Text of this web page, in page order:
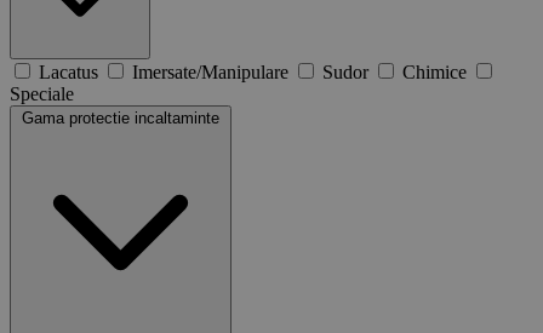
Lacatus Imersate/Manipulare Sudor
Chimice
Speciale
Gama protectie incaltaminte